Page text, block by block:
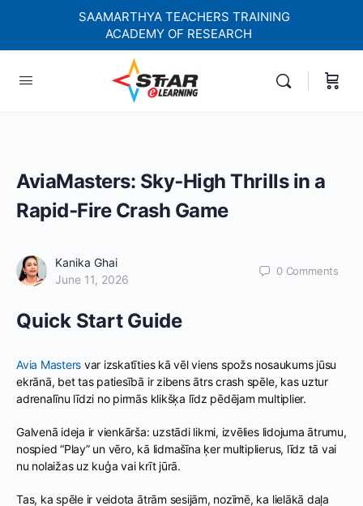
paced Learning Courses For Teachers.
AviaMasters: Sky‑High Thrills in a
Rapid‑Fire Crash Game
Kanika Ghai
June 11, 2026
0 Comments
Quick Start Guide
Avia Masters var izskatīties kā vēl viens spožs nosaukums jūsu
ekrānā, bet tas patiesībā ir zibens ātrs crash spēle, kas uztur
adrenalīnu līdzi no pirmās klikšķa līdz pēdējam multiplier.
Galvenā ideja ir vienkārša: uzstādi likmi, izvēlies lidojuma ātrumu,
nospied “Play” un vēro, kā lidmašīna ķer multiplierus, līdz tā vai
nu nolaižas uz kuģa vai krīt jūrā.
Tas, ka spēle ir veidota ātrām sesijām, nozīmē, ka lielākā daļa
SAAMARTHYA TEACHERS TRAINING
ACADEMY OF RESEARCH